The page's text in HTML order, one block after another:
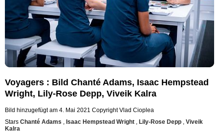
Voyagers : Bild Chanté Adams, Isaac Hempstead
Wright, Lily-Rose Depp, Viveik Kalra
Bild hinzugefügt am 4. Mai 2021 Copyright Vlad Cioplea
Stars Chanté Adams , Isaac Hempstead Wright , Lily-Rose Depp , Viveik
Kalra